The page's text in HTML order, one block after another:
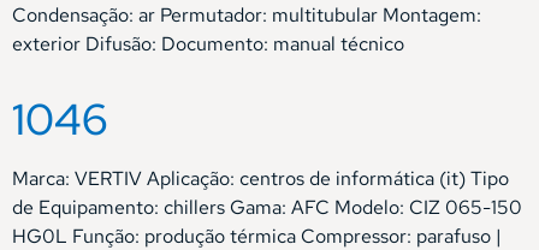
Condensação: ar Permutador: multitubular Montagem:
exterior Difusão: Documento: manual técnico
1046
Marca: VERTIV Aplicação: centros de informática (it) Tipo
de Equipamento: chillers Gama: AFC Modelo: CIZ 065-150
HG0L Função: produção térmica Compressor: parafuso |